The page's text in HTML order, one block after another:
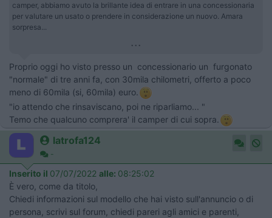
camper, abbiamo avuto la brillante idea di entrare in una concessionaria
per valutare un usato o prendere in considerazione un nuovo. Amara
sorpresa...
...
Proprio oggi ho visto presso un concessionario un furgonato
"normale" di tre anni fa, con 30mila chilometri, offerto a poco
meno di 60mila (si, 60mila) euro.
"io attendo che rinsaviscano, poi ne riparliamo... "
Temo che qualcuno comprera' il camper di cui sopra.
latrofa124
-
Inserito il 07/07/2022 alle: 08:25:02
È vero, come da titolo,
Chiedi informazioni sul modello che hai visto sull'annuncio o di
persona, scrivi sul forum, chiedi pareri agli amici e parenti,